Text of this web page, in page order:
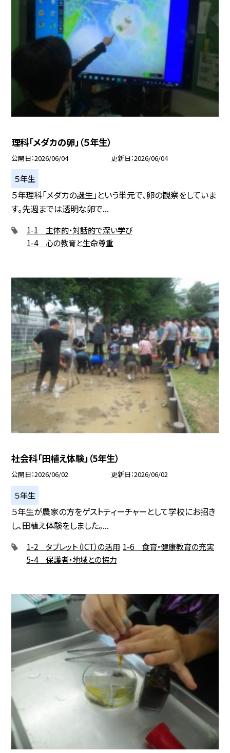
理科「メダカの卵」（５年生）
公開日 2026/06/04 更新日 2026/06/04
５年生
５年理科「メダカの誕生」という単元で、卵の観察をしていま
す。先週までは透明な卵で...
1-1 主体的・対話的で深い学び
1-4 心の教育と生命尊重
社会科「田植え体験」（5年生）
公開日 2026/06/02 更新日 2026/06/02
５年生
５年生が農家の方をゲストティーチャーとして学校にお招き
し、田植え体験をしました。...
1-2 タブレット（ICT）の活用 1-6 食育・健康教育の充実
5-4 保護者・地域との協力